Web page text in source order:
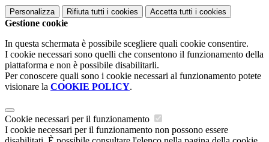
Personalizza Rifiuta tutti i cookies Accetta tutti i cookies
Gestione cookie
In questa schermata è possibile scegliere quali cookie consentire.
I cookie necessari sono quelli che consentono il funzionamento della
piattaforma e non è possibile disabilitarli.
Per conoscere quali sono i cookie necessari al funzionamento potete
visionare la COOKIE POLICY.
Cookie necessari per il funzionamento
I cookie necessari per il funzionamento non possono essere